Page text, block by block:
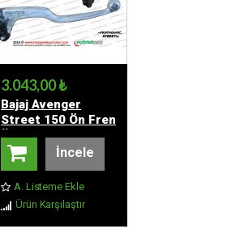
3.043,00 ₺
Bajaj Avenger
Street 150 Ön Fren
Üst Merkezi
Komple
İncele
A. Listeme Ekle
Ürün Karşılaştır